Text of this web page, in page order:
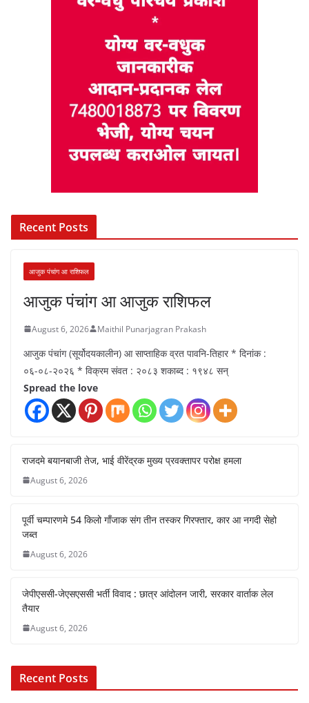
Recent Posts
आजुक पंचांग आ राशिफल
आजुक पंचांग आ आजुक राशिफल
August 6, 2026 Maithil Punarjagran Prakash
आजुक पंचांग (सूर्योदयकालीन) आ साप्ताहिक व्रत पावनि-तिहार * दिनांक :
०६-०८-२०२६ * विक्रम संवत : २०८३ शकाब्द : १९४८ सन्
Spread the love
राजदमे बयानबाजी तेज, भाई वीरेंद्रक मुख्य प्रवक्तापर परोक्ष हमला
August 6, 2026
पूर्वी चम्पारणमे 54 किलो गाँजाक संग तीन तस्कर गिरफ्तार, कार आ नगदी सेहो
जब्त
August 6, 2026
जेपीएससी-जेएसएससी भर्ती विवाद : छात्र आंदोलन जारी, सरकार वार्ताक लेल
तैयार
August 6, 2026
Recent Posts